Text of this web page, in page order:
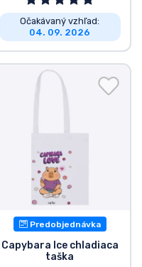
Očakávaný vzhľad:
04. 09. 2026
Predobjednávka
Capybara Ice chladiaca
taška